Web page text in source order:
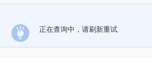
正在查询中，请刷新重试